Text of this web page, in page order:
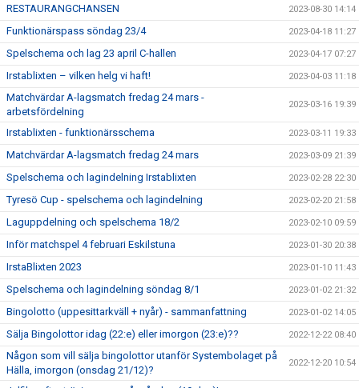
RESTAURANGCHANSEN 2023-08-30 14:14
Funktionärspass söndag 23/4 2023-04-18 11:27
Spelschema och lag 23 april C-hallen 2023-04-17 07:27
Irstablixten – vilken helg vi haft! 2023-04-03 11:18
Matchvärdar A-lagsmatch fredag 24 mars -
arbetsfördelning
2023-03-16 19:39
Irstablixten - funktionärsschema 2023-03-11 19:33
Matchvärdar A-lagsmatch fredag 24 mars 2023-03-09 21:39
Spelschema och lagindelning Irstablixten 2023-02-28 22:30
Tyresö Cup - spelschema och lagindelning 2023-02-20 21:58
Laguppdelning och spelschema 18/2 2023-02-10 09:59
Inför matchspel 4 februari Eskilstuna 2023-01-30 20:38
IrstaBlixten 2023 2023-01-10 11:43
Spelschema och lagindelning söndag 8/1 2023-01-02 21:32
Bingolotto (uppesittarkväll + nyår) - sammanfattning 2023-01-02 14:05
Sälja Bingolottor idag (22:e) eller imorgon (23:e)?? 2022-12-22 08:40
Någon som vill sälja bingolottor utanför Systembolaget på
Hälla, imorgon (onsdag 21/12)?
2022-12-20 10:54